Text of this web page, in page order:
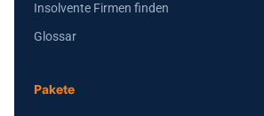
Insolvente Firmen finden
Glossar
Pakete